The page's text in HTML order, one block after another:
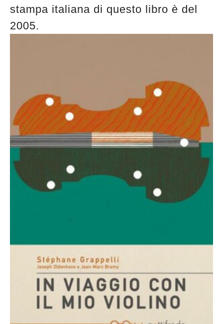
stampa italiana di questo libro è del
2005.